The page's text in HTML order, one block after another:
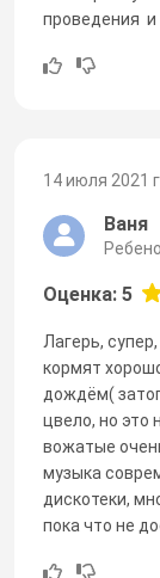
проведения и
14 июля 2021 г.
Ваня
Оценка: 5
Лагерь,
кормят
дождём(
цвело, но это
вожатые
музыка
дискотеки,
пока что не